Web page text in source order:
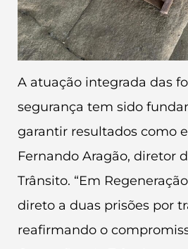
A atuação integrada das
segurança tem sido
garantir resultados como
Fernando Aragão, diretor
Trânsito. “Em
direto a duas prisões por
reafirmando o